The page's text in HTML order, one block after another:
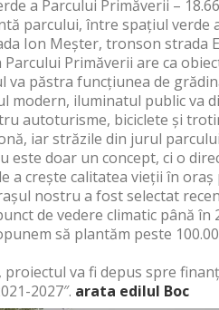
a Parcului Primăverii –
parcului, între spațiul verde
Ion Meșter, tronson strada
Primăverii are ca
va păstra funcțiunea de
modern, iluminatul public va
autoturisme, biciclete și
iar străzile din jurul
este doar un concept, ci o
a crește calitatea vieții în
nostru a fost selectat
de vedere climatic până
să plantăm peste
proiectul va fi depus spre
2027″. arata edilul Boc